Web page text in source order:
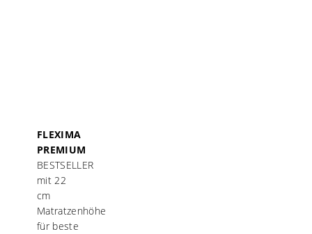
FLEXIMA
PREMIUM
BESTSELLER
mit 22
cm
Matratzenhöhe
für beste